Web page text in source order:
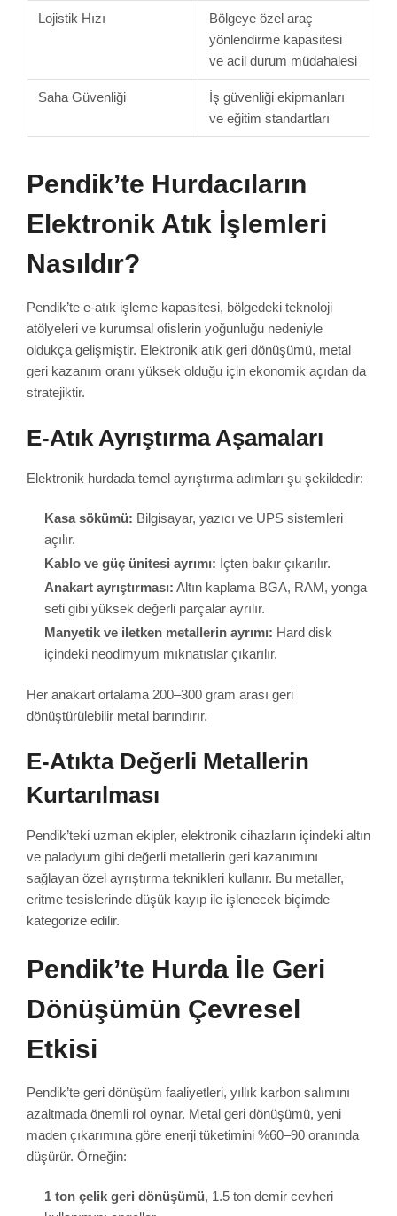
Lojistik Hızı
Bölgeye özel araç
yönlendirme kapasitesi
ve acil durum müdahalesi
Saha Güvenliği
İş güvenliği ekipmanları
ve eğitim standartları
Pendik’te Hurdacıların
Elektronik Atık İşlemleri
Nasıldır?
Pendik’te e-atık işleme kapasitesi, bölgedeki teknoloji
atölyeleri ve kurumsal ofislerin yoğunluğu nedeniyle
oldukça gelişmiştir. Elektronik atık geri dönüşümü, metal
geri kazanım oranı yüksek olduğu için ekonomik açıdan da
stratejiktir.
E-Atık Ayrıştırma Aşamaları
Elektronik hurdada temel ayrıştırma adımları şu şekildedir:
Kasa sökümü: Bilgisayar, yazıcı ve UPS sistemleri
açılır.
Kablo ve güç ünitesi ayrımı: İçten bakır çıkarılır.
Anakart ayrıştırması: Altın kaplama BGA, RAM, yonga
seti gibi yüksek değerli parçalar ayrılır.
Manyetik ve iletken metallerin ayrımı: Hard disk
içindeki neodimyum mıknatıslar çıkarılır.
Her anakart ortalama 200–300 gram arası geri
dönüştürülebilir metal barındırır.
E-Atıkta Değerli Metallerin
Kurtarılması
Pendik’teki uzman ekipler, elektronik cihazların içindeki altın
ve paladyum gibi değerli metallerin geri kazanımını
sağlayan özel ayrıştırma teknikleri kullanır. Bu metaller,
eritme tesislerinde düşük kayıp ile işlenecek biçimde
kategorize edilir.
Pendik’te Hurda İle Geri
Dönüşümün Çevresel
Etkisi
Pendik’te geri dönüşüm faaliyetleri, yıllık karbon salımını
azaltmada önemli rol oynar. Metal geri dönüşümü, yeni
maden çıkarımına göre enerji tüketimini %60–90 oranında
düşürür. Örneğin:
1 ton çelik geri dönüşümü, 1.5 ton demir cevheri